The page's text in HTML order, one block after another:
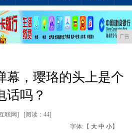
广告
幕，璎珞的头上是个
话吗？
互联网] [阅读：44]
字体:【 大 中 小】